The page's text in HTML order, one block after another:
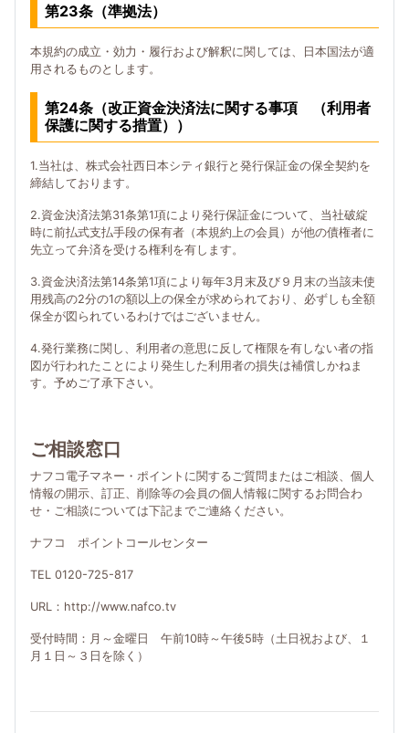
第23条（準拠法）
本規約の成立・効力・履行および解釈に関しては、日本国法が適
用されるものとします。
第24条（改正資金決済法に関する事項 （利用者
保護に関する措置））
1.当社は、株式会社西日本シティ銀行と発行保証金の保全契約を
締結しております。
2.資金決済法第31条第1項により発行保証金について、当社破綻
時に前払式支払手段の保有者（本規約上の会員）が他の債権者に
先立って弁済を受ける権利を有します。
3.資金決済法第14条第1項により毎年3月末及び９月末の当該未使
用残高の2分の1の額以上の保全が求められており、必ずしも全額
保全が図られているわけではございません。
4.発行業務に関し、利用者の意思に反して権限を有しない者の指
図が行われたことにより発生した利用者の損失は補償しかねま
す。予めご了承下さい。
ご相談窓口
ナフコ電子マネー・ポイントに関するご質問またはご相談、個人
情報の開示、訂正、削除等の会員の個人情報に関するお問合わ
せ・ご相談については下記までご連絡ください。
ナフコ ポイントコールセンター
TEL 0120-725-817
URL：http://www.nafco.tv
受付時間：月～金曜日 午前10時～午後5時（土日祝および、１
月１日～３日を除く）